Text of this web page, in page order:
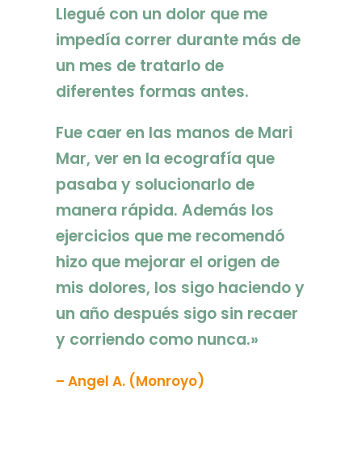
Llegué con un dolor que me
impedía correr durante más de
un mes de tratarlo de
diferentes formas antes.
Fue caer en las manos de Mari
Mar, ver en la ecografía que
pasaba y solucionarlo de
manera rápida. Además los
ejercicios que me recomendó
hizo que mejorar el origen de
mis dolores, los sigo haciendo y
un año después sigo sin recaer
y corriendo como nunca.»
– Angel A. (Monroyo)